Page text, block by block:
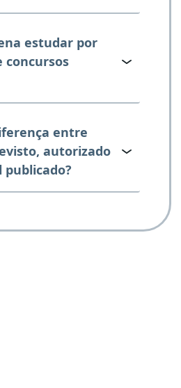
estudar por
concursos
entre
autorizado